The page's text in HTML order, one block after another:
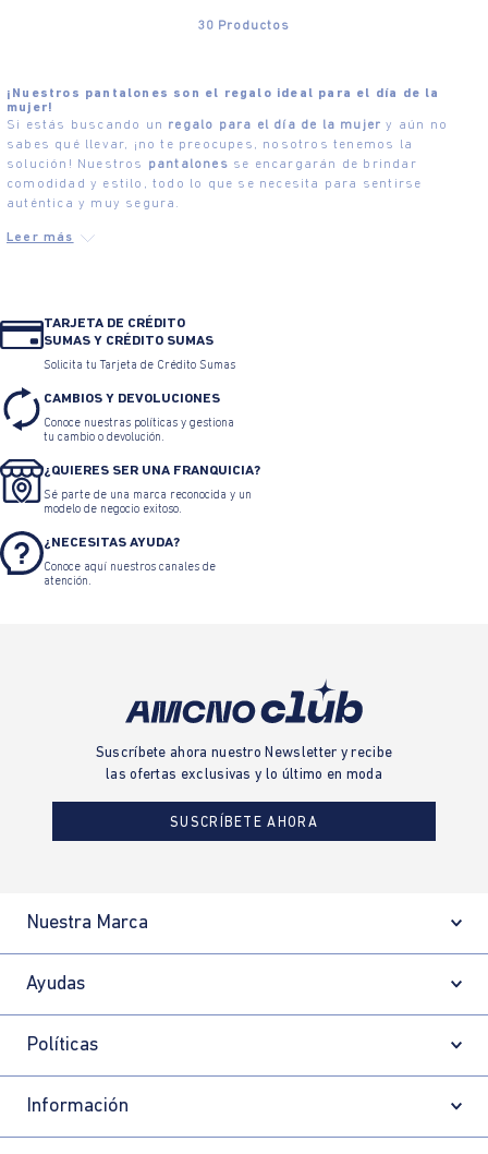
30 Productos
¡Nuestros pantalones son el regalo ideal para el día de la
mujer!
Si estás buscando un regalo para el día de la mujer y aún no
sabes qué llevar, ¡no te preocupes, nosotros tenemos la
solución! Nuestros
pantalones se encargarán de brindar
comodidad y estilo, todo lo que se necesita para sentirse
auténtica y muy segura.
TARJETA DE CRÉDITO
SUMAS Y CRÉDITO SUMAS
Solicita tu Tarjeta de Crédito Sumas
CAMBIOS Y DEVOLUCIONES
Conoce nuestras políticas y gestiona
tu cambio o devolución.
¿QUIERES SER UNA FRANQUICIA?
Sé parte de una marca reconocida y un
modelo de negocio exitoso.
¿NECESITAS AYUDA?
Conoce aquí nuestros canales de
atención.
Suscríbete ahora nuestro Newsletter y recibe
las ofertas exclusivas y lo último en moda
SUSCRÍBETE AHORA
Nuestra Marca
Ayudas
Políticas
Información